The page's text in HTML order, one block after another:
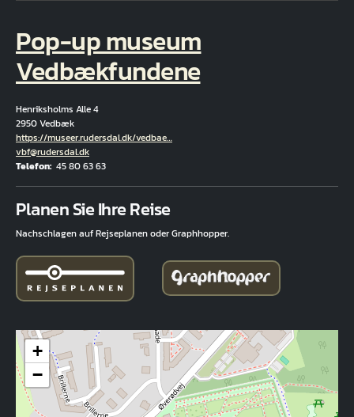
Pop-up museum
Vedbækfundene
Henriksholms Alle 4
2950 Vedbæk
Hjemmeside
https://museer.rudersdal.dk/vedbae…
E-Mail
vbf@rudersdal.dk
Telefon 45 80 63 63
Planen Sie Ihre Reise
Nachschlagen auf Rejseplanen oder Graphhopper.
+
−